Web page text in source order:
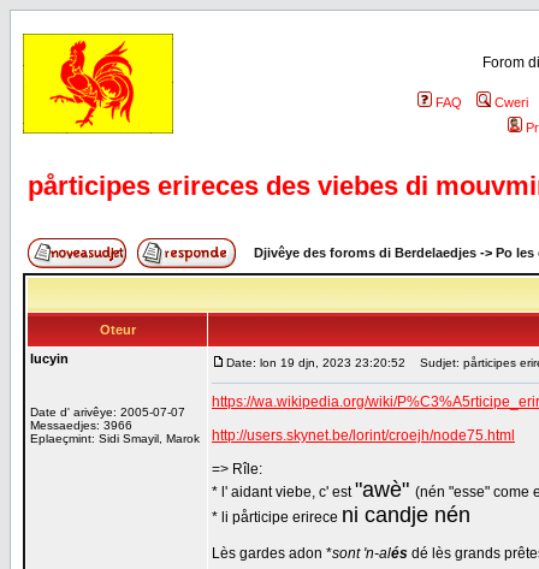
Forom
FAQ
Cweri
pårticipes erireces des viebes di
Djivêye des foroms di Berdelaedjes -> Po les
Oteur
lucyin
Date d' arivêye: 2005-07-07
Messaedjes: 3966
Eplaeçmint: Sidi Smayil, Marok
Date: lon 19 djn, 2023 23:20:52 Sudjet: pårticipes
https://wa.wikipedia.org/wiki/
http://users.skynet.be/lorint/croejh/node75.html
=> Rîle:
* l' aidant viebe, c' est"awè" (nén "esse" come
* li pårticipe erirece ni candje nén
Lès gardes adon *sont 'n-alés dé lès grands